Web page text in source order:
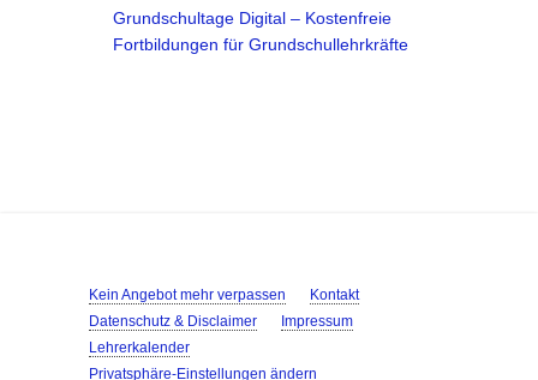
Grundschultage Digital – Kostenfreie
Fortbildungen für Grundschullehrkräfte
Kein Angebot mehr verpassen
Kontakt
Datenschutz & Disclaimer
Impressum
Lehrerkalender
Privatsphäre-Einstellungen ändern